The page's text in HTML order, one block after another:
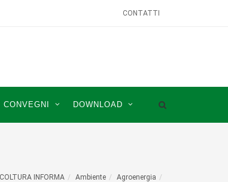
CONTATTI
DOWNLOAD
INFORMA Ambiente Agroenergia